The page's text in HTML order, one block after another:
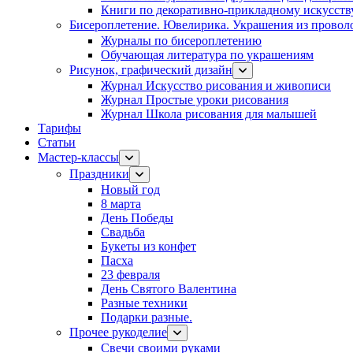
Книги по декоративно-прикладному
Бисероплетение. Ювелирика. Украшения из
Журналы по бисероплетению
Обучающая литература по украшениям
Рисунок, графический дизайн
Журнал Искусство рисования и живописи
Журнал Простые уроки рисования
Журнал Школа рисования для малышей
Тарифы
Статьи
Мастер-классы
Праздники
Новый год
8 марта
День Победы
Свадьба
Букеты из конфет
Пасха
23 февраля
День Святого Валентина
Разные техники
Подарки разные.
Прочее рукоделие
Свечи своими руками